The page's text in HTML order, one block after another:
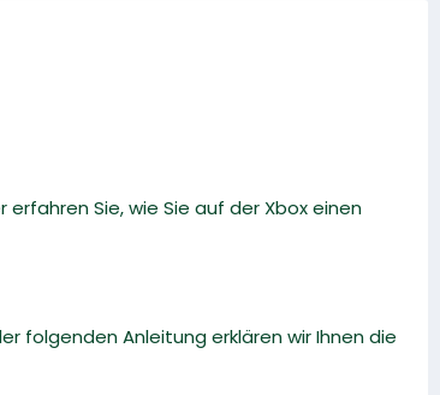
Sie, wie Sie auf der Xbox einen
folgenden Anleitung erklären wir Ihnen die